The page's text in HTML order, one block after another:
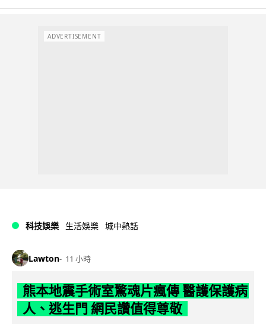
ADVERTISEMENT
科技娛樂 生活娛樂 城中熱話
Lawton 11 小時
熊本地震手術室驚魂片瘋傳 醫護保護病
人、逃生門 網民讚值得尊敬